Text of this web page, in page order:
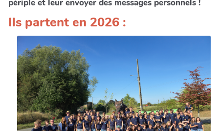
périple et leur envoyer des messages personnels !
Ils partent en 2026 :